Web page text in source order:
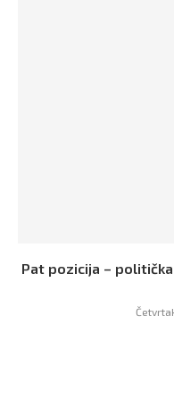
Pat pozicija –